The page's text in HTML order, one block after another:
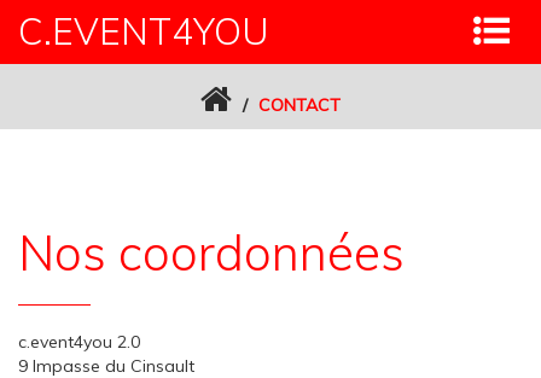
C.EVENT4YOU
CONTACT
Nos coordonnées
c.event4you 2.0
9 Impasse du Cinsault